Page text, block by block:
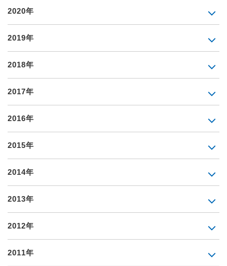
2020年
2019年
2018年
2017年
2016年
2015年
2014年
2013年
2012年
2011年